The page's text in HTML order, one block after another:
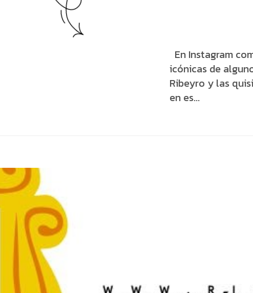
En Instagram
icónicas de
Ribeyro y las
en es...